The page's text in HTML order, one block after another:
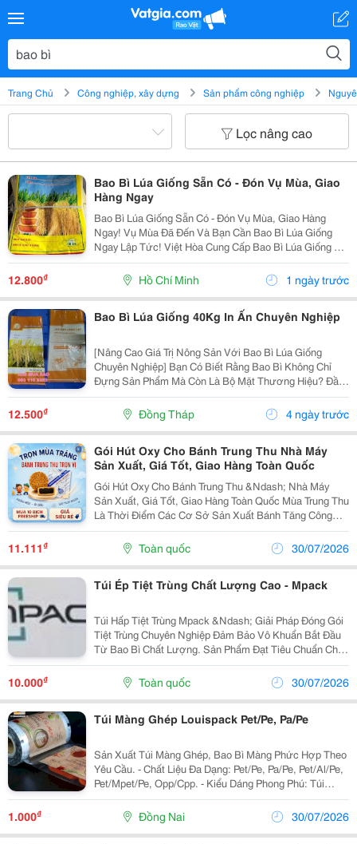
Trang Chủ Công nghiệp, xây dựng Sản phẩm công nghiệp
Lọc nâng cao
Bao Bì Lúa Giống Sẵn Có - Đón Vụ Mùa, Giao
Hàng Ngay
Bao Bì Lúa Giống Sẵn Có - Đón Vụ Mùa, Giao Hàng
Ngay! Vụ Mùa Đã Đến Và Bạn Cần Bao Bì Lúa Giống
Ngay Lập Tức! Việt Hòa Cung Cấp Bao Bì Lúa Giống Có
Sẵn, Với Số Lượng Linh Hoạt, Sẵn Sàng Giao Ngay
Giúp Bạn Kịp Thời Chuẩn Bị Cho Vụ Mùa Mới. Bao Bì...
12.800₫ Hồ Chí Minh 1 ngày trước
Bao Bì Lúa Giống 40Kg In Ấn Chuyên Nghiệp
[Nâng Cao Giá Trị Nông Sản Với Bao Bì Lúa Giống
Chuyên Nghiệp] Bạn Có Biết Rằng Bao Bì Không Chỉ
Đựng Sản Phẩm Mà Còn Là Bộ Mặt Thương Hiệu? Đầu
Tư Vào Bao Bì Lúa Giống 40Kg In Ấn Chuyên Nghiệp Từ
[Tên Thương Hiệu Của Bạn] Để: Tạo...
12.500₫ Đồng Tháp 4 ngày trước
Gói Hút Oxy Cho Bánh Trung Thu Nhà Máy
Sản Xuất, Giá Tốt, Giao Hàng Toàn Quốc
Gói Hút Oxy Cho Bánh Trung Thu &Ndash; Nhà Máy
Sản Xuất, Giá Tốt, Giao Hàng Toàn Quốc Mùa Trung Thu
Là Thời Điểm Các Cơ Sở Sản Xuất Bánh Tăng Công
Suất Để Phục Vụ Nhu Cầu Thị Trường. Bên Cạnh
Nguyên Liệu Và Bao Bì, Gói Hút Oxy Là Vật Tư Đóng
11.111₫ Toàn quốc 30/07/2026
Túi Ép Tiệt Trùng Chất Lượng Cao - Mpack
Túi Hấp Tiệt Trùng Mpack &Ndash; Giải Pháp Đóng Gói
Tiệt Trùng Chuyên Nghiệp Đảm Bảo Vô Khuẩn Bắt Đầu
Từ Bao Bì Chất Lượng. Sản Phẩm Đạt Tiêu Chuẩn Châu
Ậu : En868, Iso 13485, Iso 11607, Ce,Fda &Hellip;V..v
Phù Hợp Bệnh Viện, Phòng Khám,...
10.000₫ Toàn quốc 30/07/2026
Túi Màng Ghép Louispack Pet/Pe, Pa/Pe
Sản Xuất Túi Màng Ghép, Bao Bì Màng Phức Hợp Theo
Yêu Cầu. - Chất Liệu Đa Dạng: Pet/Pe, Pa/Pe, Pet/Al/Pe,
Pet/Mpet/Pe, Opp/Cpp. - Kiểu Dáng Phong Phú: Túi
Zipper, Túi Hút Chân Không, Túi 3 Biên, Túi Xếp Hông. -
Ứng Dụng Rộng Rãi Cho Thực Phẩm,...
1.000₫ Đồng Nai 30/07/2026